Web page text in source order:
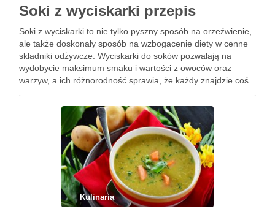
Soki z wyciskarki przepis
Soki z wyciskarki to nie tylko pyszny sposób na orzeźwienie,
ale także doskonały sposób na wzbogacenie diety w cenne
składniki odżywcze. Wyciskarki do soków pozwalają na
wydobycie maksimum smaku i wartości z owoców oraz
warzyw, a ich różnorodność sprawia, że każdy znajdzie coś
Kulinaria